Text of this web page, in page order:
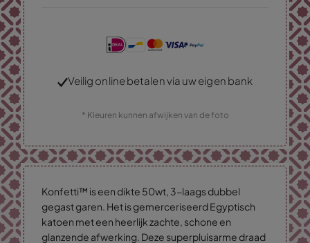
Veilig online betalen via uw eigen bank
* Kleuren kunnen afwijken van de foto
Konfetti™ is een dikte 50wt, 3-laags dubbel
gegast garen. Het is gemerceriseerd Egyptisch
katoen met een heerlijk zachte, schone en
glanzende afwerking. Deze superpluisarme draad